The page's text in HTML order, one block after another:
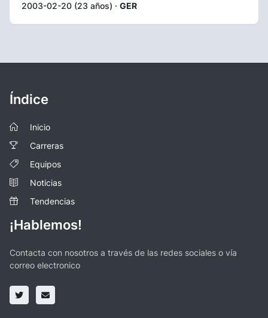
2003-02-20 (23 años) · GER
Índice
Inicio
Carreras
Equipos
Noticias
Tendencias
¡Hablemos!
Contacta con nosotros a través de las redes sociales o vía
correo electronico